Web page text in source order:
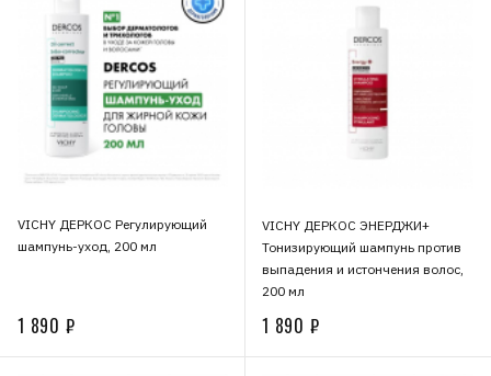
VICHY ДЕРКОС Регулирующий
шампунь-уход, 200 мл
1 890 ₽
VICHY ДЕРКОС ЭНЕРДЖИ+
Тонизирующий шампунь против
выпадения и истончения волос,
200 мл
1 890 ₽